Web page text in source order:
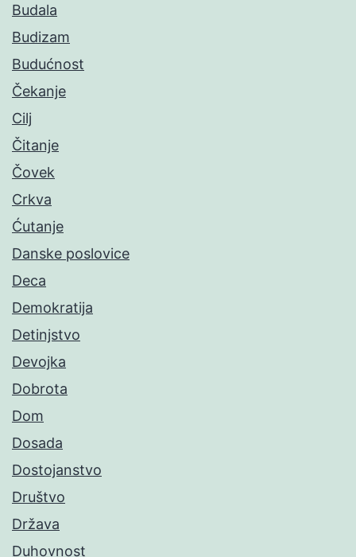
Budala
Budizam
Budućnost
Čekanje
Cilj
Čitanje
Čovek
Crkva
Ćutanje
Danske poslovice
Deca
Demokratija
Detinjstvo
Devojka
Dobrota
Dom
Dosada
Dostojanstvo
Društvo
Država
Duhovnost